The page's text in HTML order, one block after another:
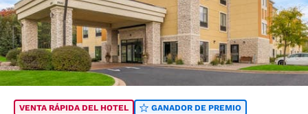
VENTA RÁPIDA DEL HOTEL GANADOR DE PREMIO